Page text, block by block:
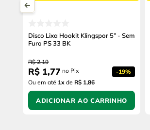
Disco Lixa Hookit Klingspor 5” - Sem
Furo PS 33 BK
R$ 2,19
R$ 1,77 no Pix -19%
Ou em até 1x de R$ 1,86
ADICIONAR AO CARRINHO